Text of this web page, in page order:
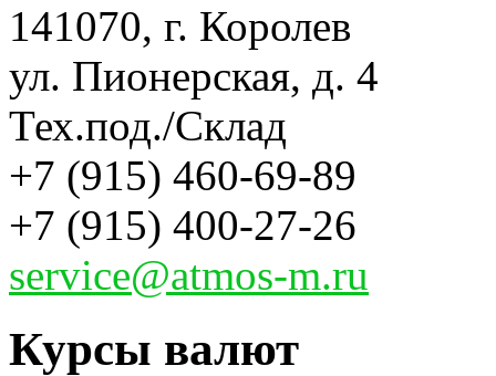
141070, г. Королев
ул. Пионерская, д. 4
Тех.под./Склад
+7 (915) 460-69-89
+7 (915) 400-27-26
service@atmos-m.ru
Курсы валют